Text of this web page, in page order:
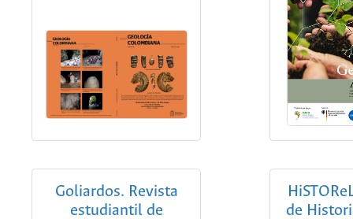
Goliardos. Revista
estudiantil de
de